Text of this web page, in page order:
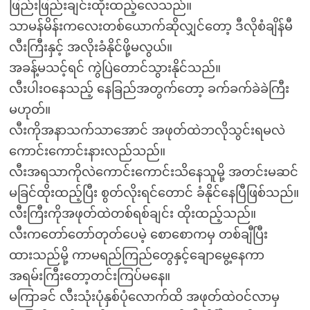
ဖြည်းဖြည်းချင်းထိုးထည့်လေသည်။
သာမန်မိန်းကလေးတစ်ယောက်ဆိုလျှင်တော့ ဒီလိုစံချိန်မီ
လီးကြီးနှင့် အလိုးခံနိုင်ဖို့မလွယ်။
အခန့်မသင့်ရင် ကွဲပြဲတောင်သွားနိုင်သည်။
လီးပါးဝနေသည့် နေခြည်အတွက်တော့ ခက်ခက်ခဲခဲကြီး
မဟုတ်။
လီးကိုအနာသက်သာအောင် အဖုတ်ထဲဘလိုသွင်းရမလဲ
ကောင်းကောင်းနားလည်သည်။
လီးအရသာကိုလဲကောင်းကောင်းသိနေသူမို့ အတင်းမဆင်
မခြင်ထိုးထည့်ပြီး စွတ်လိုးရင်တောင် ခံနိုင်နေပြီဖြစ်သည်။
လီးကြီးကိုအဖုတ်ထဲတစ်ရစ်ချင်း ထိုးထည့်သည်။
လီးကတော်တော်တုတ်ပေမဲ့ စောစောကမှ တစ်ချီပြီး
ထားသည်မို့ ကာမရည်ကြည်တွေနှင့်ချောမွေ့နေကာ
အရမ်းကြီးတော့တင်းကြပ်မနေ။
မကြာခင် လီးသုံးပုံနှစ်ပုံလောက်ထိ အဖုတ်ထဲဝင်လာမှ